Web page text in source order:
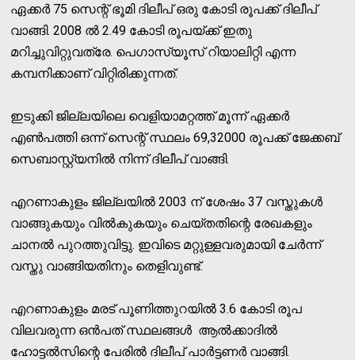
ഏക്കര്‍ 75 സെന്റ് ഭൂമി ദിലീപ് ഒരു കോടി രൂപക്ക് ദിലീപ്
വാങ്ങി. 2008 ല്‍ 2.49 കോടി രൂപയ്ക്ക് ഇതു
മറിച്ചുവിറ്റുവത്രേ. പെഗാസ്യൂസ് റിയാലിറ്റി എന്ന
കമ്പനിക്കാണ് വിറ്റിരിക്കുന്നത്.
ഇടുക്കി ജില്ലയിലെ വെളിയാമറ്റത്ത് മൂന്ന് ഏക്കര്‍
എണ്‍പത്തി ഒന്ന് സെന്റ് സ്ഥലം 69,32000 രൂപക്ക് ജേക്കബ്
സെബാസ്റ്റ്യനില്‍ നിന്ന് ദിലീപ് വാങ്ങി.
എറണാകുളം ജില്ലയില്‍ 2003 ന് ശേഷം 37 വസ്തുകള്‍
വാങ്ങുകയും വില്‍കുകയും ചെയ്തതിന്റെ രേഖകളും
ചാനല്‍ പുറത്തുവിട്ടു. ഇവിടെ മറ്റുള്ളവരുമായി ചേര്‍ന്ന്
വസ്തു വാങ്ങിയതിനും തെളിവുണ്ട്.
എറണാകുളം മരട് പൂണിത്തുറയില്‍ 3.6 കോടി രൂപ
വിലവരുന്ന ഒന്‍പത് സ്ഥലങ്ങള്‍ ആല്‍ക്കാദില്‍
ഹോട്ടല്‍സിന്റെ പേരില്‍ ദിലീപ് പാര്‍ട്ടണര്‍ വാങ്ങി.